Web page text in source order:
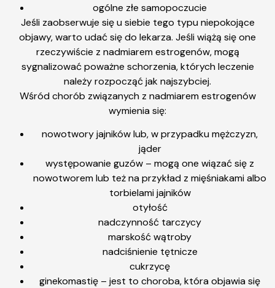
ogólne złe samopoczucie
Jeśli zaobserwuje się u siebie tego typu niepokojące
objawy, warto udać się do lekarza. Jeśli wiążą się one
rzeczywiście z nadmiarem estrogenów, mogą
sygnalizować poważne schorzenia, których leczenie
należy rozpocząć jak najszybciej.
Wśród chorób związanych z nadmiarem estrogenów
wymienia się:
nowotwory jajników lub, w przypadku mężczyzn,
jąder
występowanie guzów – mogą one wiązać się z
nowotworem lub też na przykład z mięśniakami albo
torbielami jajników
otyłość
nadczynność tarczycy
marskość wątroby
nadciśnienie tętnicze
cukrzycę
ginekomastię – jest to choroba, która objawia się